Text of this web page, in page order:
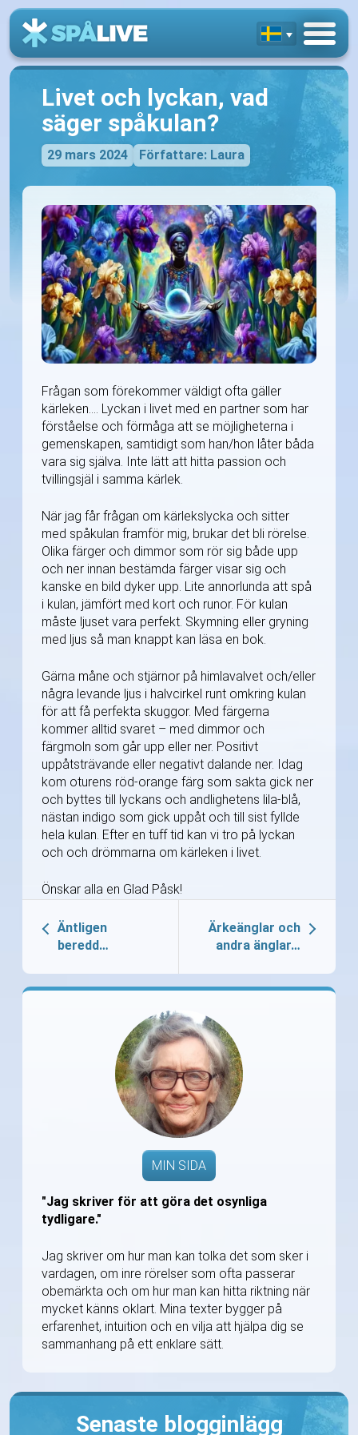
Livet och lyckan, vad
säger spåkulan?
29 mars 2024 Författare: Laura
Frågan som förekommer väldigt ofta gäller
kärleken…. Lyckan i livet med en partner som har
förståelse och förmåga att se möjligheterna i
gemenskapen, samtidigt som han/hon låter båda
vara sig själva. Inte lätt att hitta passion och
tvillingsjäl i samma kärlek.
När jag får frågan om kärlekslycka och sitter
med spåkulan framför mig, brukar det bli rörelse.
Olika färger och dimmor som rör sig både upp
och ner innan bestämda färger visar sig och
kanske en bild dyker upp. Lite annorlunda att spå
i kulan, jämfört med kort och runor. För kulan
måste ljuset vara perfekt. Skymning eller gryning
med ljus så man knappt kan läsa en bok.
Gärna måne och stjärnor på himlavalvet och/eller
några levande ljus i halvcirkel runt omkring kulan
för att få perfekta skuggor. Med färgerna
kommer alltid svaret – med dimmor och
färgmoln som går upp eller ner. Positivt
uppåtsträvande eller negativt dalande ner. Idag
kom oturens röd-orange färg som sakta gick ner
och byttes till lyckans och andlighetens lila-blå,
nästan indigo som gick uppåt och till sist fyllde
hela kulan. Efter en tuff tid kan vi tro på lyckan
och och drömmarna om kärleken i livet.
Önskar alla en Glad Påsk!
Äntligen
beredd…
Ärkeänglar och
andra änglar…
MIN SIDA
"Jag skriver för att göra det osynliga
tydligare."
Jag skriver om hur man kan tolka det som sker i
vardagen, om inre rörelser som ofta passerar
obemärkta och om hur man kan hitta riktning när
mycket känns oklart. Mina texter bygger på
erfarenhet, intuition och en vilja att hjälpa dig se
sammanhang på ett enklare sätt.
Senaste blogginlägg